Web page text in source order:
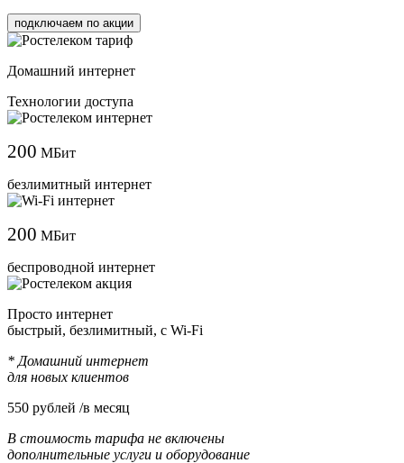
подключаем по акции
Домашний интернет
Технологии доступа
200 МБит
безлимитный интернет
200 МБит
беспроводной интернет
Просто интернет
быстрый, безлимитный, с Wi-Fi
* Домашний интернет
для новых клиентов
550 рублей /в месяц
В стоимость тарифа не включены
дополнительные услуги и оборудование